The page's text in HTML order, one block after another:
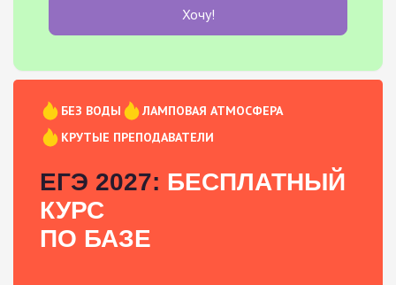
Хочу!
БЕЗ ВОДЫ
ЛАМПОВАЯ АТМОСФЕРА
КРУТЫЕ ПРЕПОДАВАТЕЛИ
ЕГЭ 2027: БЕСПЛАТНЫЙ
КУРС
ПО БАЗЕ